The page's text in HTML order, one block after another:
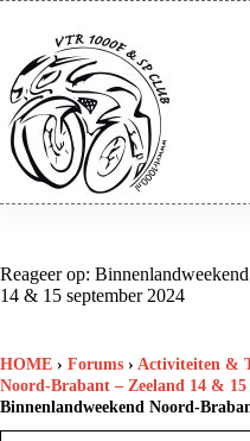
inhoud
Reageer op:
14 & 15 september 2024
HOME › Forums › Activiteiten &
Noord-Brabant – Zeeland 14 & 15
Binnenlandweekend Noord-